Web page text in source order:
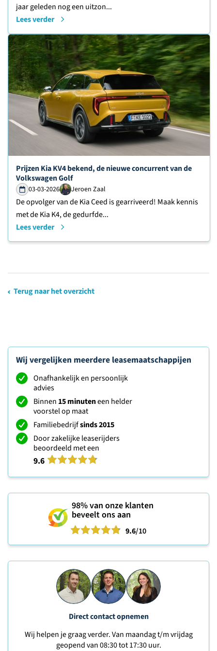
jaar geleden nog een uitzon...
Lees verder
Lees verder over
Prijzen Kia KV4 bekend, de nieuwe concurrent van de
Volkswagen Golf
03-03-2026 Jeroen Zaal
De opvolger van de Kia Ceed is gearriveerd! Maak kennis
met de Kia K4, de gedurfde...
Lees verder
Terug naar het overzicht
Wij vergelijken meerdere leasemaatschappijen
Onafhankelijk en persoonlijk
advies
Binnen 15 minuteneen helder
voorstel op maat
Familiebedrijfsinds 2015
Door zakelijke leaserijders
beoordeeld met een
9.6
98%van onze klanten
beveelt ons aan
9.6/10
Direct contact opnemen
Wij helpen je graag verder. Van maandag t/m vrijdag
geopend van 08:30 tot 17:30 uur.